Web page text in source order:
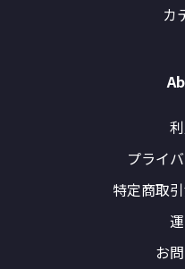
カ
プライ
特定商取
お